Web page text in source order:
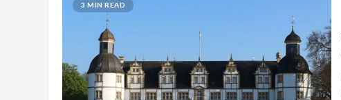
3 MIN READ